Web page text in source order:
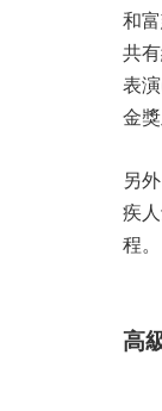
和
共
表
金
另
疾
程。
高